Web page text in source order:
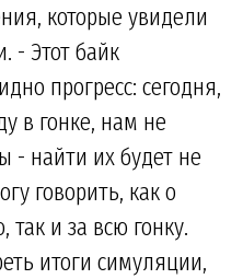
которые увидели
- Этот байк
прогресс: сегодня,
в гонке, нам не
- найти их будет не
говорить, как о
и за всю гонку.
итоги симуляции,